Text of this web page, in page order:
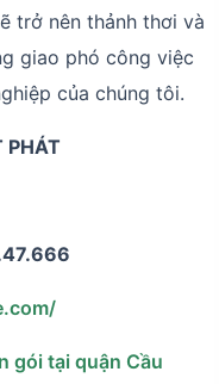
trở nên thảnh thơi và
giao phó công việc
của chúng tôi.
PHÁT
gói tại quận Cầu